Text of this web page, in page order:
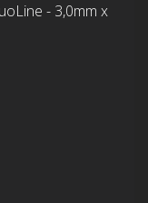
- 3,0mm x